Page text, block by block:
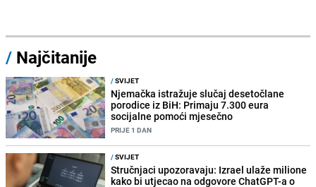
/ Najčitanije
/SVIJET
Njemačka istražuje slučaj desetočlane
porodice iz BiH: Primaju 7.300 eura
socijalne pomoći mjesečno
PRIJE 1 DAN
/SVIJET
Stručnjaci upozoravaju: Izrael ulaže milione
kako bi utjecao na odgovore ChatGPT-a o